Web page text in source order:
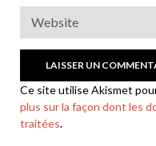
Ce site utilise Akismet
plus sur la façon dont les
traitées.